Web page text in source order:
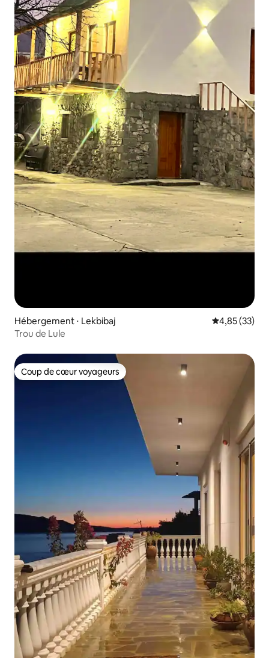
Hébergement ⋅ Lekbibaj Évaluation
4,85 (33)
Trou de Lule
Coup de cœur voyageurs
Coup de cœur voyageurs